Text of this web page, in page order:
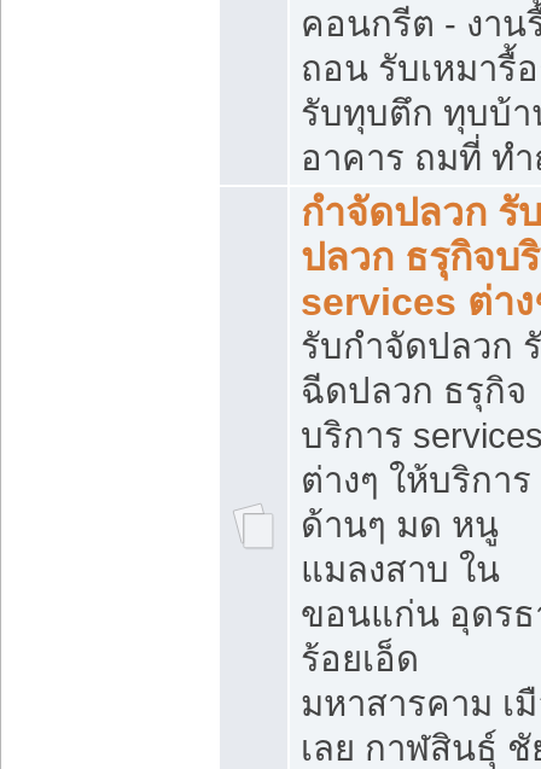
คอนกรีต - งาน
ถอน รับเหมารื้
รับทุบตึก ทุบบ้า
อาคาร ถมที่ ท
กำจัดปลวก รั
ปลวก ธรุกิจบ
services ต่าง
รับกำจัดปลวก
ฉีดปลวก ธรุกิจ
บริการ
ต่างๆ ให้บริการ
ด้านๆ มด หนู
แมลงสาบ ใน
ขอนแก่น อุดร
ร้อยเอ็ด
มหาสารคาม เ
เลย กาฬสินธุ์